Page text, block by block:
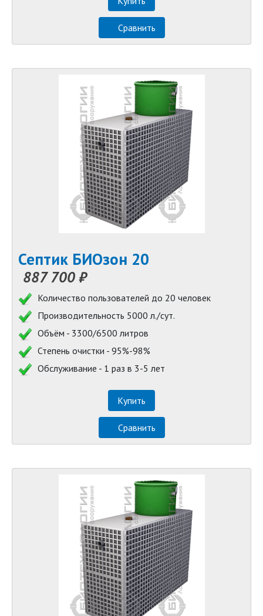
Сравнить
Септик БИОзон 20
887 700 ₽
Количество пользователей до 20 человек
Производительность 5000 л./сут.
Объём - 3300/6500 литров
Степень очистки - 95%-98%
Обслуживание - 1 раз в 3-5 лет
Купить
Сравнить